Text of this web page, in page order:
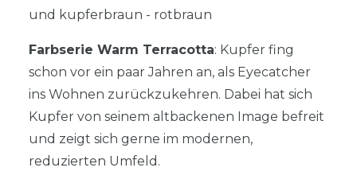
und kupferbraun - rotbraun
Farbserie Warm Terracotta: Kupfer fing
schon vor ein paar Jahren an, als Eyecatcher
ins Wohnen zurückzukehren. Dabei hat sich
Kupfer von seinem altbackenen Image befreit
und zeigt sich gerne im modernen,
reduzierten Umfeld.